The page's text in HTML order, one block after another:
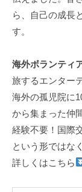
ら、自己の成長
す。
海外ボランティ
旅するエンター
海外の孤児院に
から集まった仲
経験不要！国際
という形ではな
詳しくはこちら